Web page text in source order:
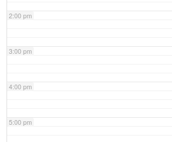
2:00 pm
3:00 pm
4:00 pm
5:00 pm